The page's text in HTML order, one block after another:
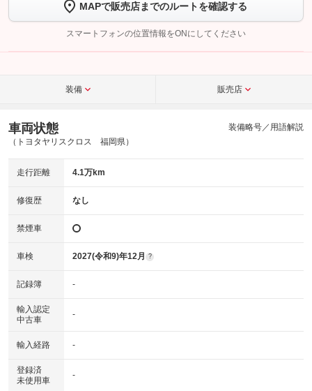
トーク画面で
ボタンをタップして問い合わせを
完了してください。
こちら
MAPで販売店までのルートを確認する
スマートフォンの位置情報をONにしてください
装備 販売店
車両状態
（トヨタヤリスクロス 福岡県）
装備略号／用語解説
走行距離 4.1万km
修復歴 なし
禁煙車
車検 2027(令和9)年12月 ?
記録簿 -
輸入認定
中古車
-
輸入経路 -
登録済
未使用車
-